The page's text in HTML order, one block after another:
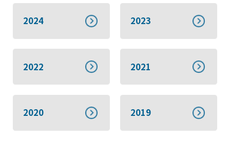
2024 2023
2022 2021
2020 2019